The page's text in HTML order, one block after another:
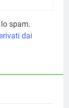
spam.
dai